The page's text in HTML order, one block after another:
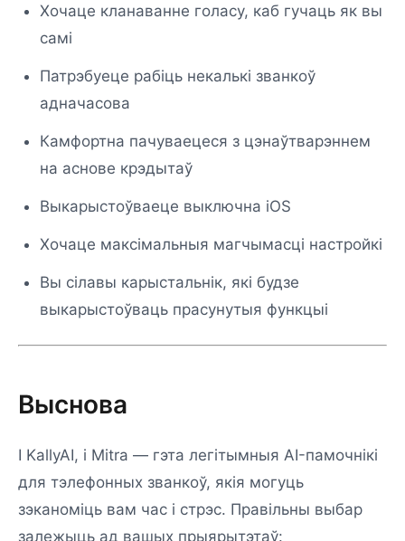
Хочаце кланаванне голасу, каб гучаць як вы
самі
Патрэбуеце рабіць некалькі званкоў
адначасова
Камфортна пачуваецеся з цэнаўтварэннем
на аснове крэдытаў
Выкарыстоўваеце выключна iOS
Хочаце максімальныя магчымасці настройкі
Вы сілавы карыстальнік, які будзе
выкарыстоўваць прасунутыя функцыі
Выснова
І KallyAI, і Mitra — гэта легітымныя AI-памочнікі
для тэлефонных званкоў, якія могуць
зэканоміць вам час і стрэс. Правільны выбар
залежыць ад вашых прыярытэтаў: